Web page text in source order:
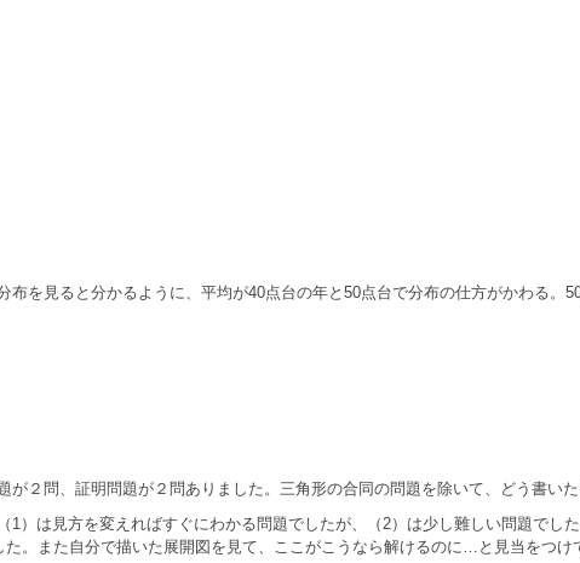
布を見ると分かるように、平均が40点台の年と50点台で分布の仕方がかわる
２問、証明問題が２問ありました。三角形の合同の問題を除いて、どう書い
1）は見方を変えればすぐにわかる問題でしたが、（2）は少し難しい問題でし
。また自分で描いた展開図を見て、ここがこうなら解けるのに…と見当をつけ